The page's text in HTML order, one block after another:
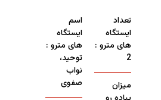
تعداد
ایستگاه
های مترو :
2
میزان
اسم
ایستگاه
های مترو :
توحید،
نواب
صفوی